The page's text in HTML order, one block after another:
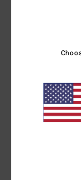
Reviews van
gebaseerd op2
50% van